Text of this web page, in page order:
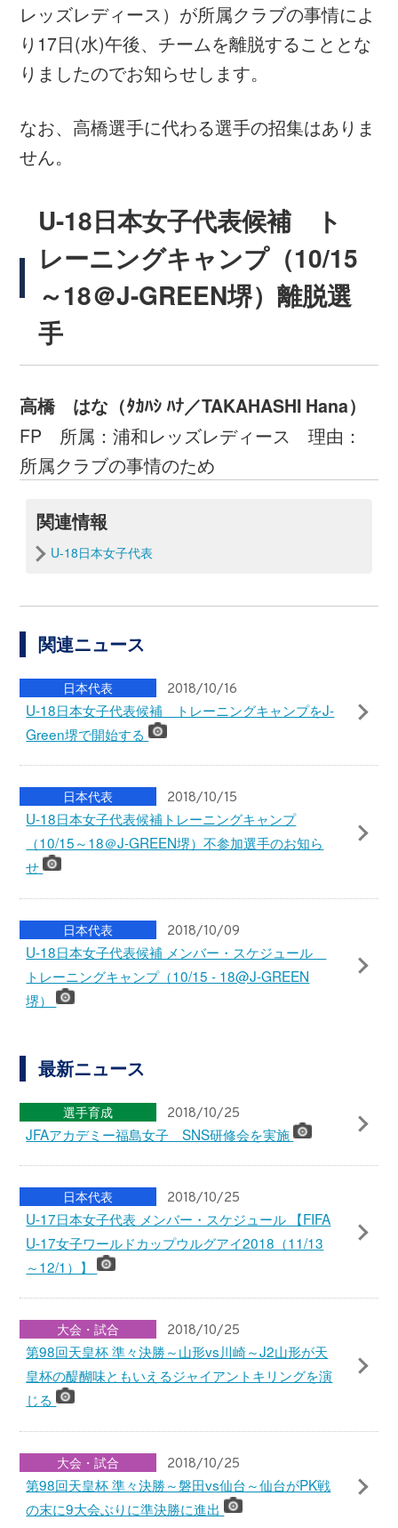
高橋 はな（ﾀｶﾊｼ ﾊﾅ／TAKAHASHI Hana）
FP 所属：浦和レッズレディース 理由：
所属クラブの事情のため
関連情報
U-18日本女子代表
関連ニュース
2018/10/16
U-18日本女子代表候補 トレーニングキャンプをJ-
日本代表
U-18日本女子代表候補トレーニングキャンプ
日本代表 2018/10/09
U-18日本女子代表候補 メンバー・スケジュール
トレーニングキャンプ（10/15 - 18@J-GREEN
堺）
最新ニュース
選手育成 2018/10/25
JFAアカデミー福島女子 SNS研修会を実施
日本代表 2018/10/25
U-17女子ワールドカップウルグアイ2018（11/13
～12/1）】
大会・試合 2018/10/25
第98回天皇杯 準々決勝～山形vs川崎～J2山形が天
皇杯の醍醐味ともいえるジャイアントキリングを演
大会・試合 2018/10/25
第98回天皇杯 準々決勝～磐田vs仙台～仙台がPK戦
の末に9大会ぶりに準決勝に進出
大会・試合
前の記事へ│ 一覧へ │次の記事へ
OFFICIAL SUPPLIER
SUPPORTING COMPANIES